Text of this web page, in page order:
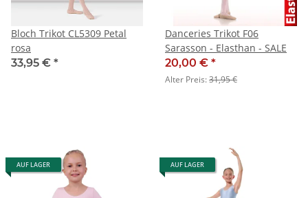
Bloch Trikot CL5309 Petal
rosa
33,95 € *
Danceries Trikot F06
Sarasson - Elasthan - SALE
20,00 € *
Alter Preis:31,95 €
AUF LAGER AUF LAGER